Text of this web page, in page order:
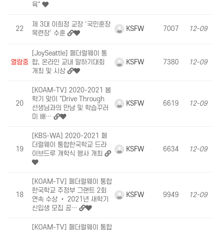
육"
22
제 3대 이희정 교장 ‘국민훈장
목련장’ 수훈
KSFW 7007 12-09
열람중
[JoySeattle] 페더럴웨이 통
합, 온라인 교내 말하기대회
개최 및 시상
KSFW 7380 12-09
20
[KOAM-TV] 2020-2021 봄
학기 맞이 "Drive Through
선생님과의 만남 및 학습꾸러
미 배…
KSFW 6619 12-09
19
[KBS-WA] 2020-2021 페
더럴웨이 통합한국학교 드라
이브드루 개학식 행사 개최
KSFW 6634 12-09
18
[KOAM-TV] 페더럴웨이 통합
한국학교 주정부 그랜트 2회
연속 수상 • 2021년 새학기
신입생 모집 공…
KSFW 9949 12-09
[KOAM-TV] 페더럴웨이 통합